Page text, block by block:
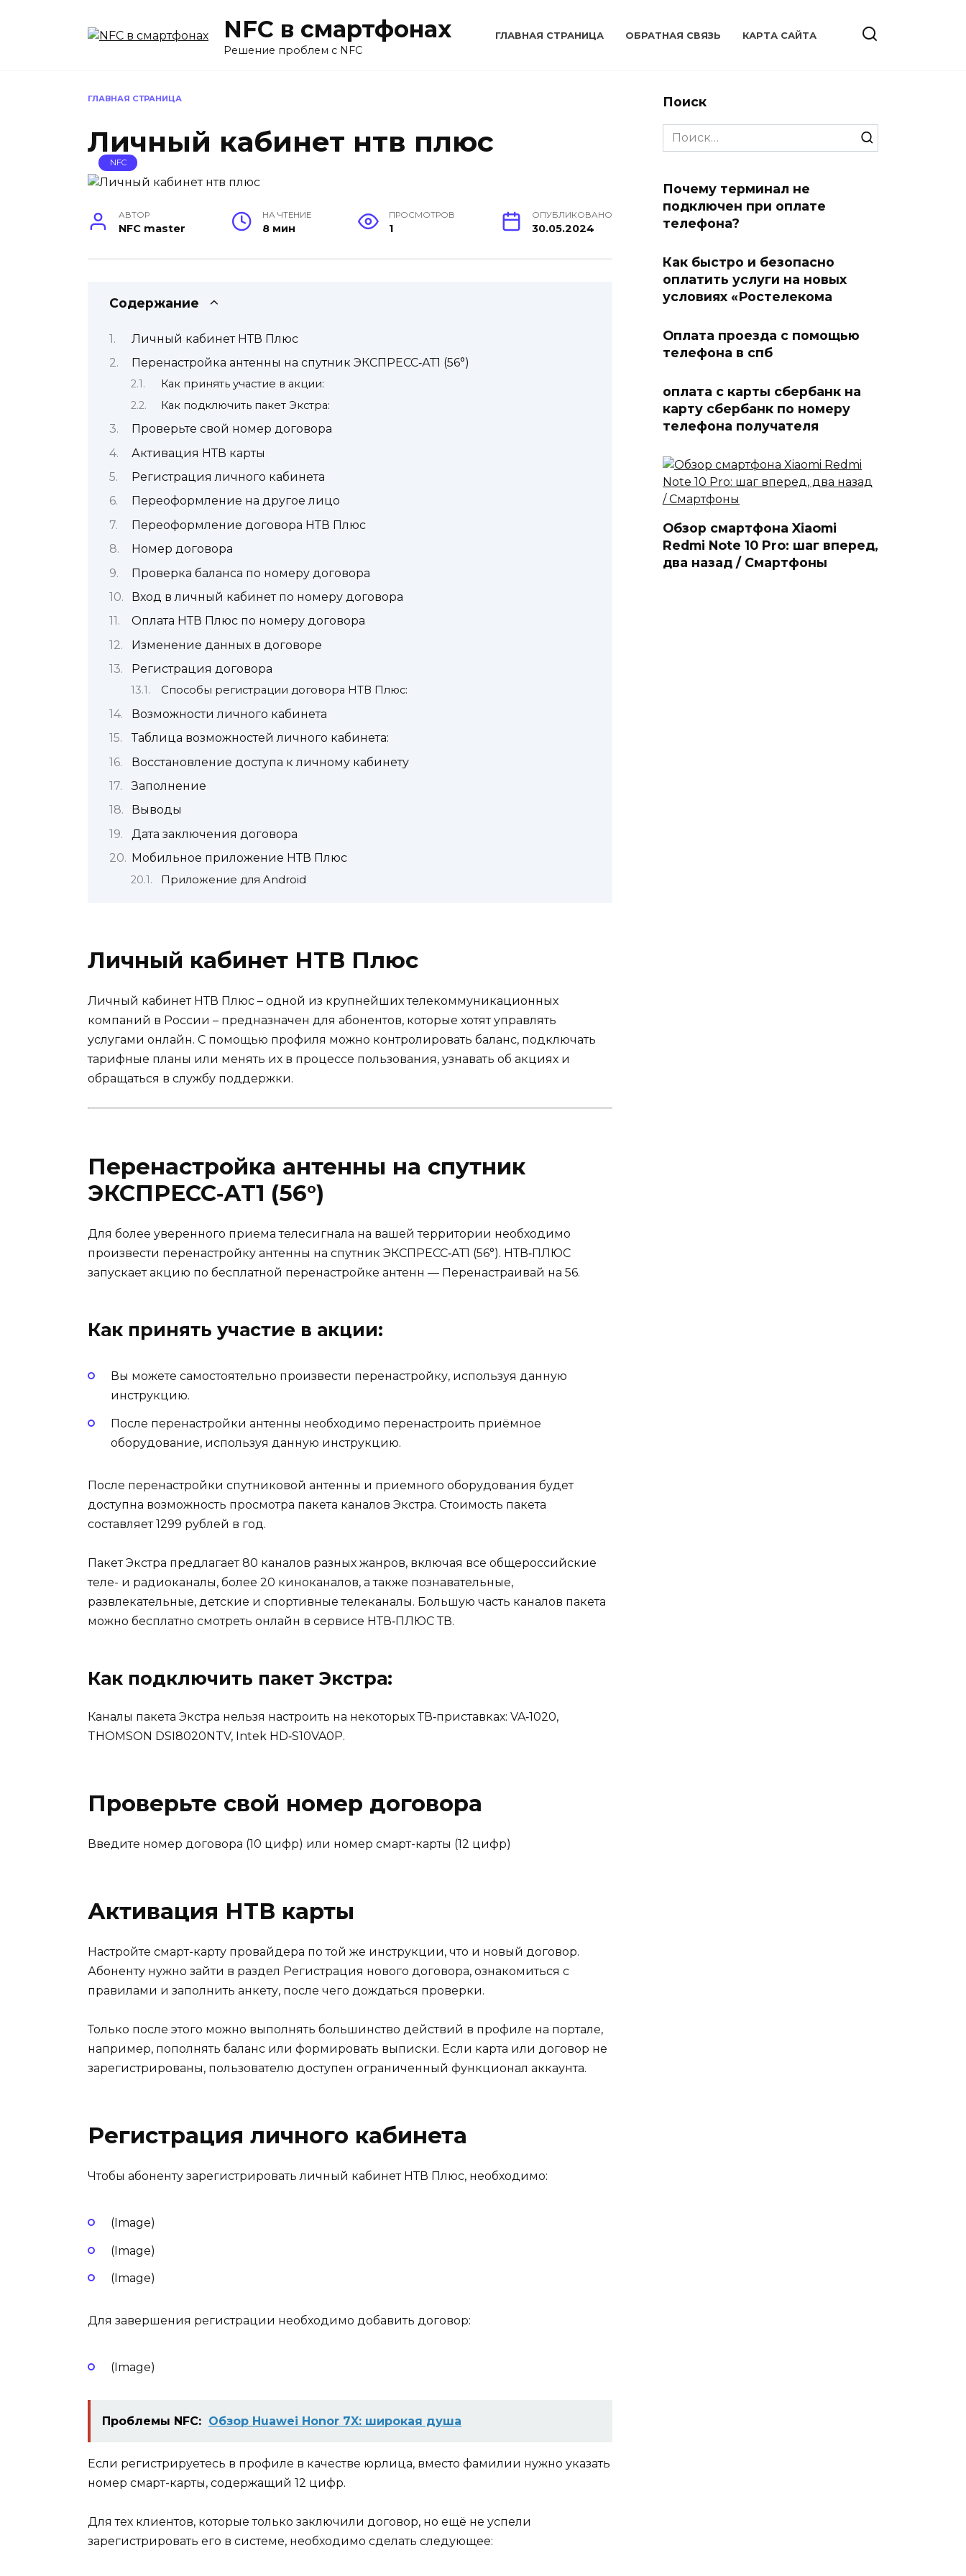
NFC в смартфонах
Решение проблем с NFC
ГЛАВНАЯ СТРАНИЦА ОБРАТНАЯ СВЯЗЬ КАРТА САЙТА
ГЛАВНАЯ СТРАНИЦА
Личный кабинет нтв плюс
NFC
АВТОР
NFC master
НА ЧТЕНИЕ
8 мин
ПРОСМОТРОВ
1
ОПУБЛИКОВАНО
30.05.2024
Содержание
Личный кабинет НТВ Плюс
Перенастройка антенны на спутник ЭКСПРЕСС‑АТ1 (56°)
Как принять участие в акции:
Как подключить пакет Экстра:
Проверьте свой номер договора
Активация НТВ карты
Регистрация личного кабинета
Переоформление на другое лицо
Переоформление договора НТВ Плюс
Номер договора
Проверка баланса по номеру договора
Вход в личный кабинет по номеру договора
Оплата НТВ Плюс по номеру договора
Изменение данных в договоре
Регистрация договора
Способы регистрации договора НТВ Плюс:
Возможности личного кабинета
Таблица возможностей личного кабинета:
Восстановление доступа к личному кабинету
Заполнение
Выводы
Дата заключения договора
Мобильное приложение НТВ Плюс
Приложение для Android
Личный кабинет НТВ Плюс
Личный кабинет НТВ Плюс – одной из крупнейших телекоммуникационных
компаний в России – предназначен для абонентов, которые хотят управлять
услугами онлайн. С помощью профиля можно контролировать баланс, подключать
тарифные планы или менять их в процессе пользования, узнавать об акциях и
обращаться в службу поддержки.
Перенастройка антенны на спутник
ЭКСПРЕСС‑АТ1 (56°)
Для более уверенного приема телесигнала на вашей территории необходимо
произвести перенастройку антенны на спутник ЭКСПРЕСС‑АТ1 (56°). НТВ‑ПЛЮС
запускает акцию по бесплатной перенастройке антенн — Перенастраивай на 56.
Как принять участие в акции:
Вы можете самостоятельно произвести перенастройку, используя данную
инструкцию.
После перенастройки антенны необходимо перенастроить приёмное
оборудование, используя данную инструкцию.
После перенастройки спутниковой антенны и приемного оборудования будет
доступна возможность просмотра пакета каналов Экстра. Стоимость пакета
составляет 1299 рублей в год.
Пакет Экстра предлагает 80 каналов разных жанров, включая все общероссийские
теле- и радиоканалы, более 20 киноканалов, а также познавательные,
развлекательные, детские и спортивные телеканалы. Большую часть каналов пакета
можно бесплатно смотреть онлайн в сервисе НТВ‑ПЛЮС ТВ.
Как подключить пакет Экстра:
Каналы пакета Экстра нельзя настроить на некоторых ТВ‑приставках: VA‑1020,
THOMSON DSI8020NTV, Intek HD‑S10VA0P.
Проверьте свой номер договора
Введите номер договора (10 цифр) или номер смарт-карты (12 цифр)
Активация НТВ карты
Настройте смарт-карту провайдера по той же инструкции, что и новый договор.
Абоненту нужно зайти в раздел Регистрация нового договора, ознакомиться с
правилами и заполнить анкету, после чего дождаться проверки.
Только после этого можно выполнять большинство действий в профиле на портале,
например, пополнять баланс или формировать выписки. Если карта или договор не
зарегистрированы, пользователю доступен ограниченный функционал аккаунта.
Регистрация личного кабинета
Чтобы абоненту зарегистрировать личный кабинет НТВ Плюс, необходимо:
(Image)
(Image)
(Image)
Для завершения регистрации необходимо добавить договор:
(Image)
Проблемы NFC: Обзор Huawei Honor 7X: широкая душа
Если регистрируетесь в профиле в качестве юрлица, вместо фамилии нужно указать
номер смарт-карты, содержащий 12 цифр.
Для тех клиентов, которые только заключили договор, но ещё не успели
зарегистрировать его в системе, необходимо сделать следующее:
Поиск
Search
for:
Почему терминал не
подключен при оплате
телефона?
Как быстро и безопасно
оплатить услуги на новых
условиях «Ростелекома
Оплата проезда с помощью
телефона в спб
оплата с карты сбербанк на
карту сбербанк по номеру
телефона получателя
Обзор смартфона Xiaomi
Redmi Note 10 Pro: шаг вперед,
два назад / Смартфоны